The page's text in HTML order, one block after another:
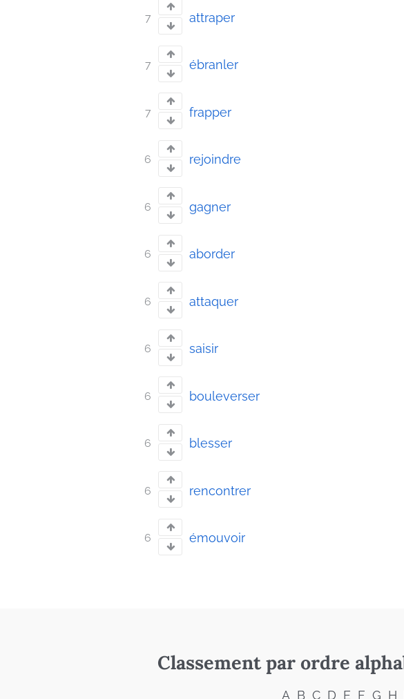
7 attraper
7 ébranler
7 frapper
6 rejoindre
6 gagner
6 aborder
6 attaquer
6 saisir
6 bouleverser
6 blesser
6 rencontrer
6 émouvoir
Classement par ordre
A B C D E F G H